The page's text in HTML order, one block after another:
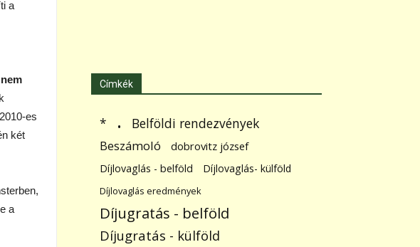
a
nem
es
két
a
Címkék
* . Belföldi rendezvények
Beszámoló dobrovitz józsef
Díjlovaglás - belföld Díjlovaglás- külföld
Díjlovaglás eredmények
Díjugratás - belföld
Díjugratás - külföld